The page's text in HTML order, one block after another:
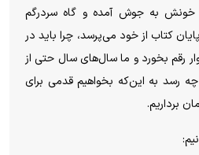
خونش به جوش آمده و گاه سردرگم
کتاب از خود می‌پرسد، چرا باید در
رقم بخورد و ما سال‌های سال حتی از
رسد به این‌که بخواهیم قدمی برای
برداریم.